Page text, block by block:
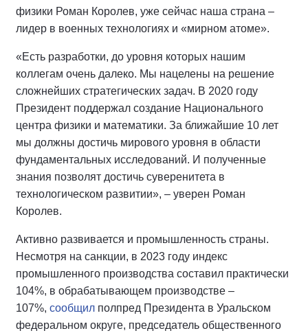
физики Роман Королев, уже сейчас наша страна –
лидер в военных технологиях и «мирном атоме».
«Есть разработки, до уровня которых нашим
коллегам очень далеко. Мы нацелены на решение
сложнейших стратегических задач. В 2020 году
Президент поддержал создание Национального
центра физики и математики. За ближайшие 10 лет
мы должны достичь мирового уровня в области
фундаментальных исследований. И полученные
знания позволят достичь суверенитета в
технологическом развитии», – уверен Роман
Королев.
Активно развивается и промышленность страны.
Несмотря на санкции, в 2023 году индекс
промышленного производства составил практически
104%, в обрабатывающем производстве –
107%, сообщил полпред Президента в Уральском
федеральном округе, председатель общественного